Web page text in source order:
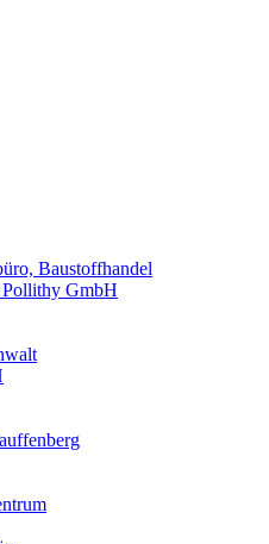
Baustoffhandel
GmbH